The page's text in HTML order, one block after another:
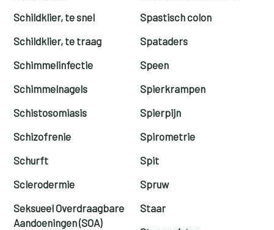
Schildklier, te snel
Schildklier, te traag
Schimmelinfectie
Schimmelnagels
Schistosomiasis
Schizofrenie
Schurft
Sclerodermie
Seksueel Overdraagbare
Aandoeningen (SOA)
Spastisch colon
Spataders
Speen
Spierkrampen
Spierpijn
Spirometrie
Spit
Spruw
Staar